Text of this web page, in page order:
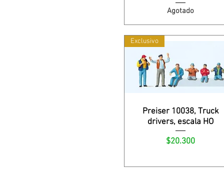
Agotado
Exclusivo
Preiser 10038, Truck
drivers, escala HO
Precio
$20.300